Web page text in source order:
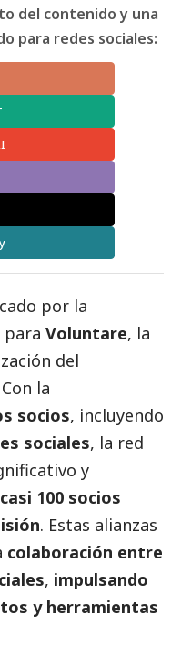
del contenido y una
para redes sociales:
por la
para Voluntare, la
del
la
socios, incluyendo
sociales, la red
y
casi 100 socios
. Estas alianzas
colaboración entre
, impulsando
y herramientas